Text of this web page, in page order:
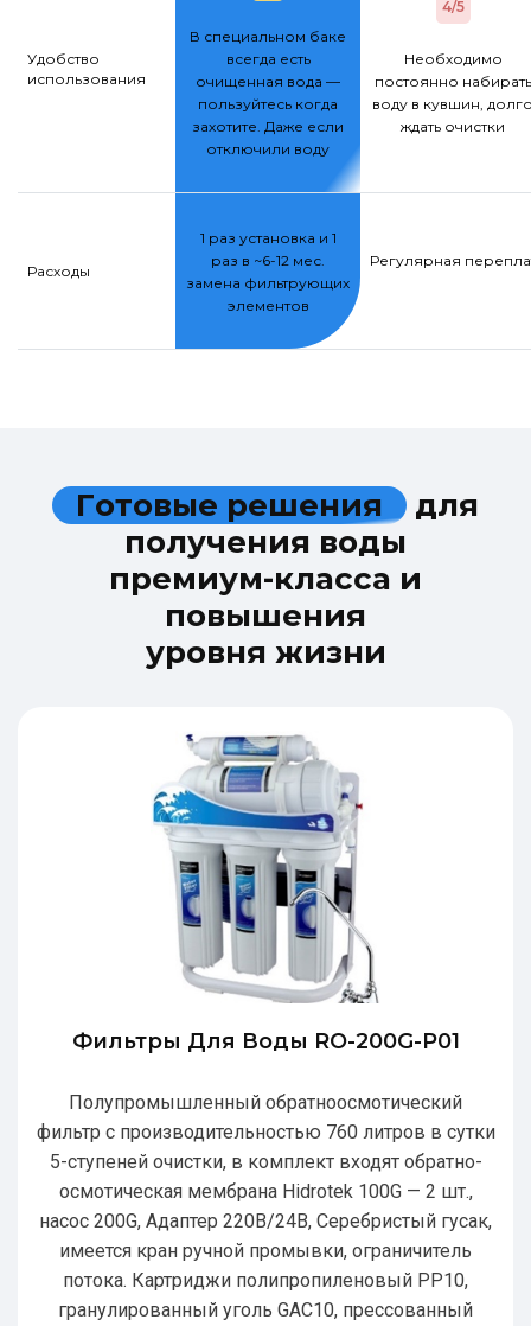
Удобство
использования
В специальном баке
всегда есть
очищенная вода —
пользуйтесь когда
захотите. Даже если
отключили воду
4/5
Необходимо
постоянно набирать
воду в кувшин,
ждать очистки
Расходы
1 раз установка и 1
раз в ~6-12 мес.
замена фильтрующих
элементов
Регулярная
Готовые решения для
получения воды
премиум-класса и
повышения
уровня жизни
Фильтры Для Воды RO-200G-P01
Полупромышленный обратноосмотический
фильтр с производительностью 760 литров в сутки
5-ступеней очистки, в комплект входят обратно-
осмотическая мембрана Hidrotek 100G — 2 шт.,
насос 200G, Адаптер 220В/24В, Серебристый гусак,
имеется кран ручной промывки, ограничитель
потока. Картриджи полипропиленовый РР10,
гранулированный уголь GAC10, прессованный